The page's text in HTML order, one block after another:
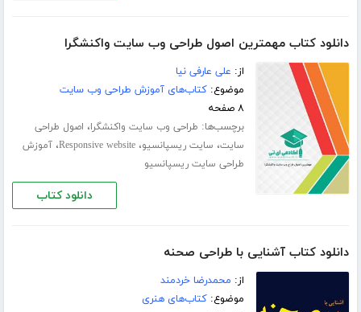
دانلود کتاب مهمترین اصول طراحی وب سایت واکنشگرا
از: علی عارفی نیا
موضوع:کتاب‌های آموزش طراحی وب سایت
۸ صفحه
برچسب‌ها: طراحی وب سایت واکنشگرا، اصول طراحی
سایت، سایت ریسپانسیو،Responsive website،آموزش
طراحی سایت ریسپانسیو
دانلود کتاب
دانلود کتاب آشنایی با طراحی صحنه
از: محمدرضا خردمند
موضوع:کتاب‌های هنری